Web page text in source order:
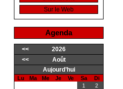
Sur le Web
Agenda
<<
2026
<<
Août
Aujourd’hui
Lu Ma Me Je Ve Sa
Di
1
2